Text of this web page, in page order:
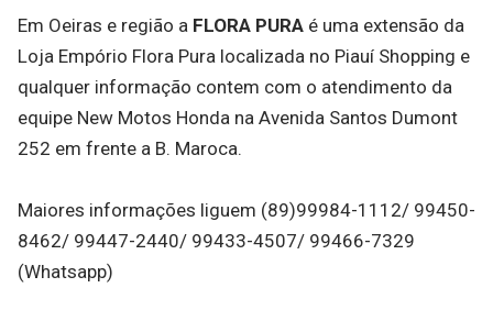
Em Oeiras e região a FLORA PURA é uma extensão da
Loja Empório Flora Pura localizada no Piauí Shopping e
qualquer informação contem com o atendimento da
equipe New Motos Honda na Avenida Santos Dumont
252 em frente a B. Maroca.
Maiores informações liguem (89)99984-1112/ 99450-
8462/ 99447-2440/ 99433-4507/ 99466-7329
(Whatsapp)